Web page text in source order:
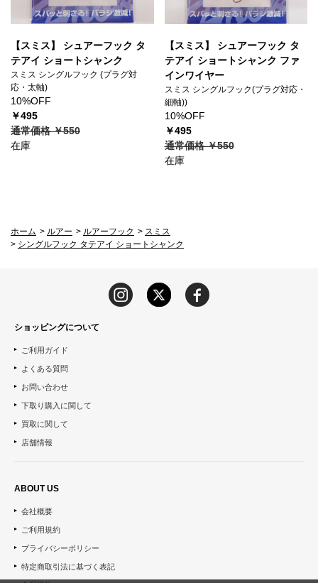
【スミス】 シュアーフック タ
テアイ ショートシャンク
スミス シングルフック (プラグ対
応・太軸)
10%OFF
￥495
通常価格 ￥550
在庫
【スミス】 シュアーフック タ
テアイ ショートシャンク ファ
インワイヤー
スミス シングルフック(プラグ対応・
細軸))
10%OFF
￥495
通常価格 ￥550
在庫
ホーム > ルアー > ルアーフック > スミス
> シングルフック タテアイ ショートシャンク
ショッピングについて
ご利用ガイド
よくある質問
お問い合わせ
下取り購入に関して
買取に関して
店舗情報
ABOUT US
会社概要
ご利用規約
プライバシーポリシー
特定商取引法に基づく表記